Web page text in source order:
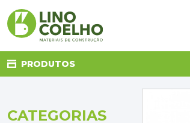
PRODUTOS
CANALIZAÇÃO
CATEGORIAS